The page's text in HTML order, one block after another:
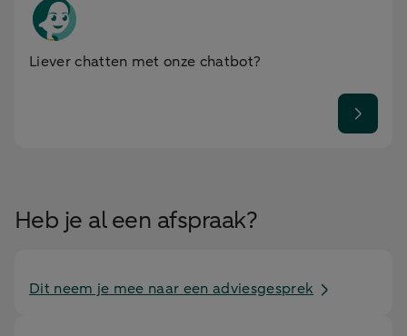
Liever chatten met onze chatbot?
Heb je al een afspraak?
Dit neem je mee naar een adviesgesprek